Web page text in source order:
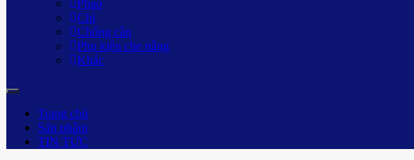
Phao
Chì
Chống cần
Phụ kiện che nắng
Khác
Trang chủ
Sản phẩm
TIN TỨC